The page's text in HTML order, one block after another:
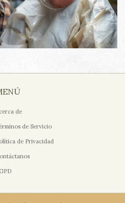
de
de Servicio
de Privacidad